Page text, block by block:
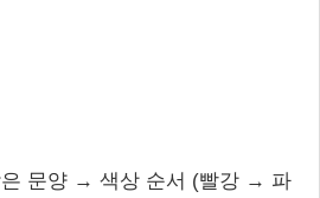
문양 → 색상 순서 (빨강 → 파